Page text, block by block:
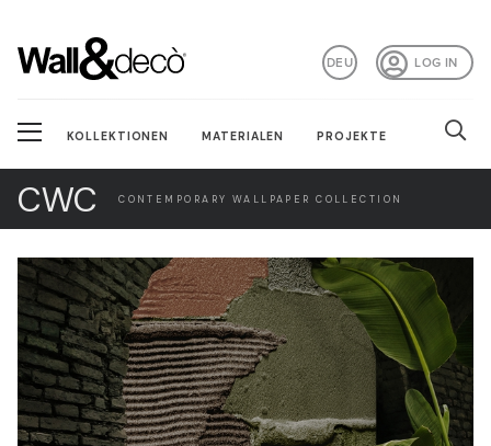
LOG IN
DEU
KOLLEKTIONEN MATERIALEN PROJEKTE
CWC CONTEMPORARY WALLPAPER COLLECTION